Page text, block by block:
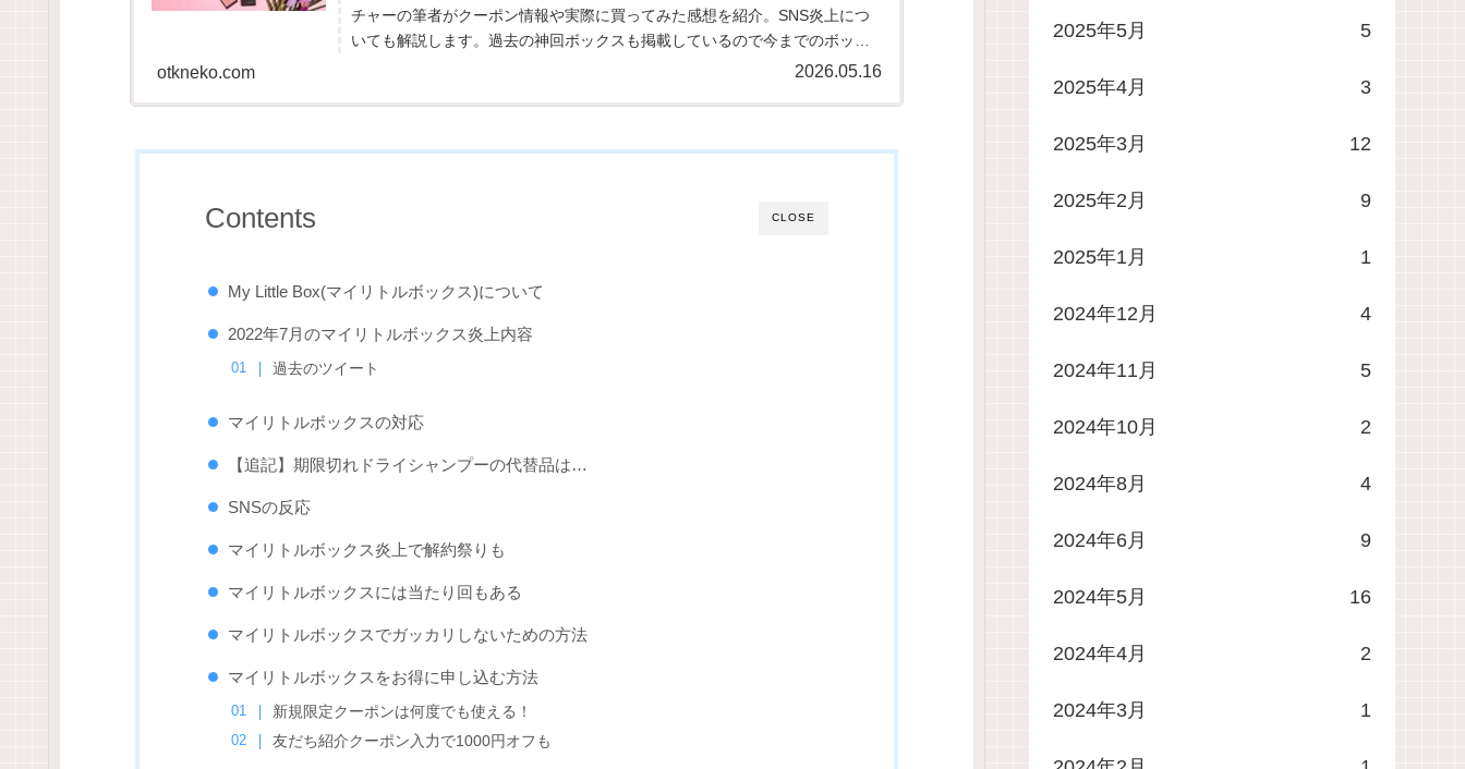
チャーの筆者がクーポン情報や実際に買ってみた感想を紹介。SNS炎上につ
いても解説します。過去の神回ボックスも掲載しているので今までのボック
otkneko.com 2026.05.16
CLOSE
Contents
My Little Box(マイリトルボックス)について
2022年7月のマイリトルボックス炎上内容
過去のツイート
マイリトルボックスの対応
【追記】期限切れドライシャンプーの代替品は…
SNSの反応
マイリトルボックス炎上で解約祭りも
マイリトルボックスには当たり回もある
マイリトルボックスでガッカリしないための方法
マイリトルボックスをお得に申し込む方法
新規限定クーポンは何度でも使える！
友だち紹介クーポン入力で1000円オフも
2025年5月 5
2025年4月 3
2025年3月 12
2025年2月 9
2025年1月 1
2024年12月 4
2024年11月 5
2024年10月 2
2024年8月 4
2024年6月 9
2024年5月 16
2024年4月 2
2024年3月 1